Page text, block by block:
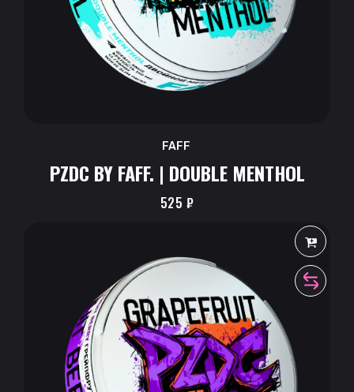
FAFF
PZDC BY FAFF. | DOUBLE MENTHOL
525 ₽